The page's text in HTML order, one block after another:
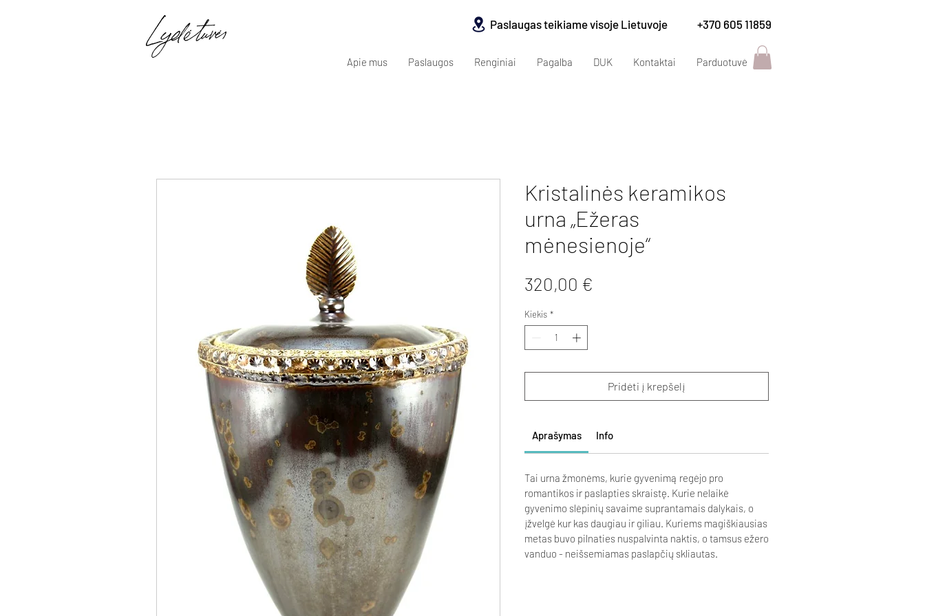
Paslaugas teikiame visoje Lietuvoje +370 605 11859
Apie mus Paslaugos Renginiai Pagalba DUK Kontaktai Parduotuvė
Kristalinės keramikos
urna „Ežeras
mėnesienoje“
320,00 €
Kiekis *
Pridėti į krepšelį
Aprašymas Info
Tai urna žmonėms, kurie gyvenimą regėjo pro
romantikos ir paslapties skraistę. Kurie nelaikė
gyvenimo slėpinių savaime suprantamais dalykais, o
įžvelgė kur kas daugiau ir giliau. Kuriems magiškiausias
metas buvo pilnaties nuspalvinta naktis, o tamsus ežero
vanduo - neišsemiamas paslapčių skliautas.